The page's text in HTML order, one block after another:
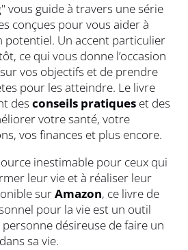
vous guide à travers une série
conçues pour vous aider à
Un accent particulier
ce qui vous donne l’occasion
vos objectifs et de prendre
pour les atteindre. Le livre
desconseils pratiques et des
votre santé, votre
vos finances et plus encore.
inestimable pour ceux qui
leur vie et à réaliser leur
surAmazon, ce livre de
pour la vie est un outil
désireuse de faire un
sa vie.